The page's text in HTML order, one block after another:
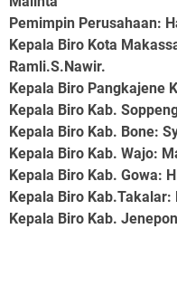
Pemimpin Perusahaan:
Kepala Biro Kota
Ramli.S.Nawir.
Kepala Biro Pangkajene
Kepala Biro Kab.
Kepala Biro Kab. Bone:
Kepala Biro Kab. Wajo:
Kepala Biro Kab. Gowa:
Kepala Biro Kab.Takalar:
Kepala Biro Kab.